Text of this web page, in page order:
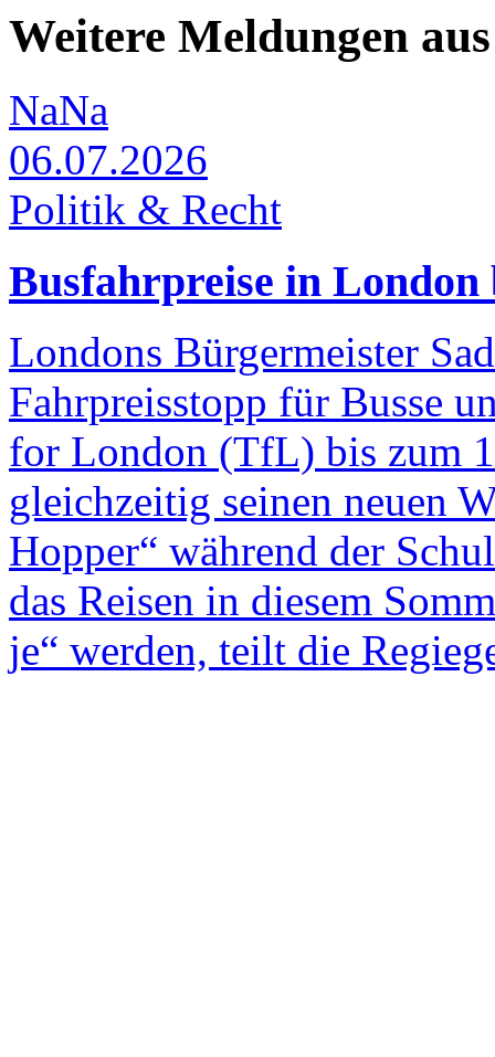
Weitere Meldungen
NaNa
06.07.2026
Politik & Recht
Busfahrpreise in
Londons Bürgermeister
Fahrpreisstopp für Busse
for London (TfL) bis zum
gleichzeitig seinen neuen
Hopper“ während der
das Reisen in diesem
je“ werden, teilt die